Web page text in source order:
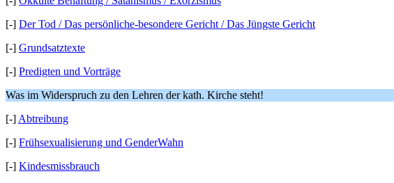
[-] Der Tod / Das persönliche-besondere Gericht / Das Jüngste Gericht
[-] Grundsatztexte
[-] Predigten und Vorträge
Was im Widerspruch zu den Lehren der kath. Kirche steht!
[-] Abtreibung
[-] Frühsexualisierung und GenderWahn
[-] Kindesmissbrauch